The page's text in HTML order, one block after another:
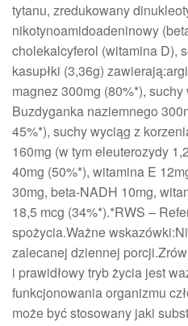
tytanu, zredukowany
nikotynoamidoadeninowy
cholekalcyferol (witamina D),
kasupłki (3,36g)
magnez 300mg (80%*),
Buzdyganka naziemnego
45%*), suchy wyciąg z
160mg (w tym eleuterozydy
40mg (50%*), witamina E
30mg, beta-NADH 10mg,
18,5 mcg (34%*).*RWS –
spożycia.Ważne
zalecanej dziennej
i prawidłowy tryb życia jest
funkcjonowania organizmu
może być stosowany jaki